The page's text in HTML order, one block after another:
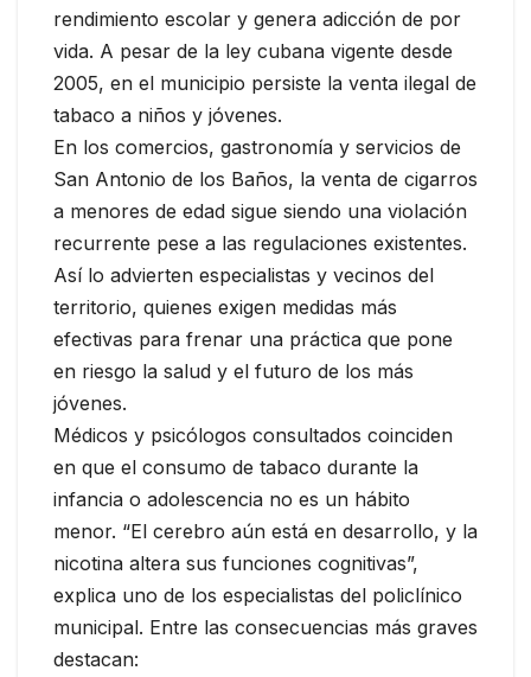
rendimiento escolar y genera adicción de por
vida. A pesar de la ley cubana vigente desde
2005, en el municipio persiste la venta ilegal de
tabaco a niños y jóvenes.
En los comercios, gastronomía y servicios de
San Antonio de los Baños, la venta de cigarros
a menores de edad sigue siendo una violación
recurrente pese a las regulaciones existentes.
Así lo advierten especialistas y vecinos del
territorio, quienes exigen medidas más
efectivas para frenar una práctica que pone
en riesgo la salud y el futuro de los más
jóvenes.
Médicos y psicólogos consultados coinciden
en que el consumo de tabaco durante la
infancia o adolescencia no es un hábito
menor. “El cerebro aún está en desarrollo, y la
nicotina altera sus funciones cognitivas”,
explica uno de los especialistas del policlínico
municipal. Entre las consecuencias más graves
destacan: